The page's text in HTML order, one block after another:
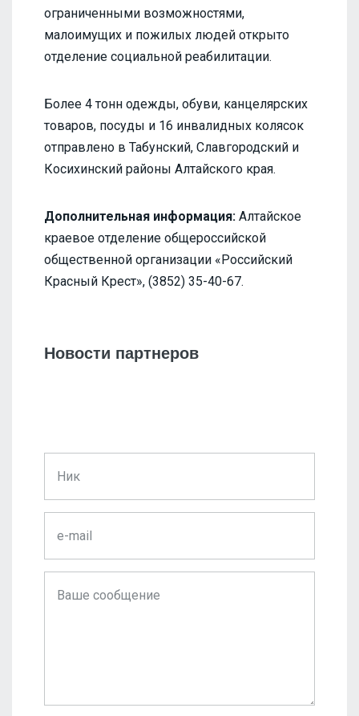
ограниченными возможностями,
малоимущих и пожилых людей открыто
отделение социальной реабилитации.
Более 4 тонн одежды, обуви, канцелярских
товаров, посуды и 16 инвалидных колясок
отправлено в Табунский, Славгородский и
Косихинский районы Алтайского края.
Дополнительная информация: Алтайское
краевое отделение общероссийской
общественной организации «Российский
Красный Крест», (3852) 35-40-67.
Новости партнеров